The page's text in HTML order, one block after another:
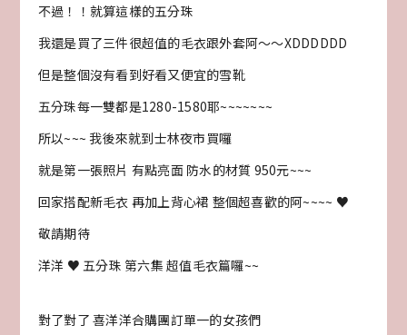
不過！！就算這樣的五分珠
我還是買了三件很超值的毛衣跟外套阿～～XDDDDDD
但是整個沒有看到好看又便宜的雪靴
五分珠每一雙都是1280-1580耶~~~~~~~
所以~~~ 我後來就到士林夜市買囉
就是第一張照片 有點亮面 防水的材質 950元~~~
回家搭配新毛衣 再加上背心裙 整個超喜歡的阿~~~~ ♥
敬請期待
洋洋 ♥ 五分珠 第六集 超值毛衣篇囉~~
對了對了 喜洋洋合購團訂單一的女孩們